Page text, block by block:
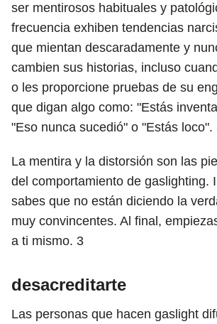
ser mentirosos habituales y
frecuencia exhiben tendencias
que mientan descaradamente y
cambien sus historias, incluso
o les proporcione pruebas de su
que digan algo como: "Estás
"Eso nunca sucedió" o "Estás loco".
La mentira y la distorsión son las
del comportamiento de gaslighting.
sabes que no están diciendo la
muy convincentes. Al final,
a ti mismo. 3
desacreditarte
Las personas que hacen gaslight